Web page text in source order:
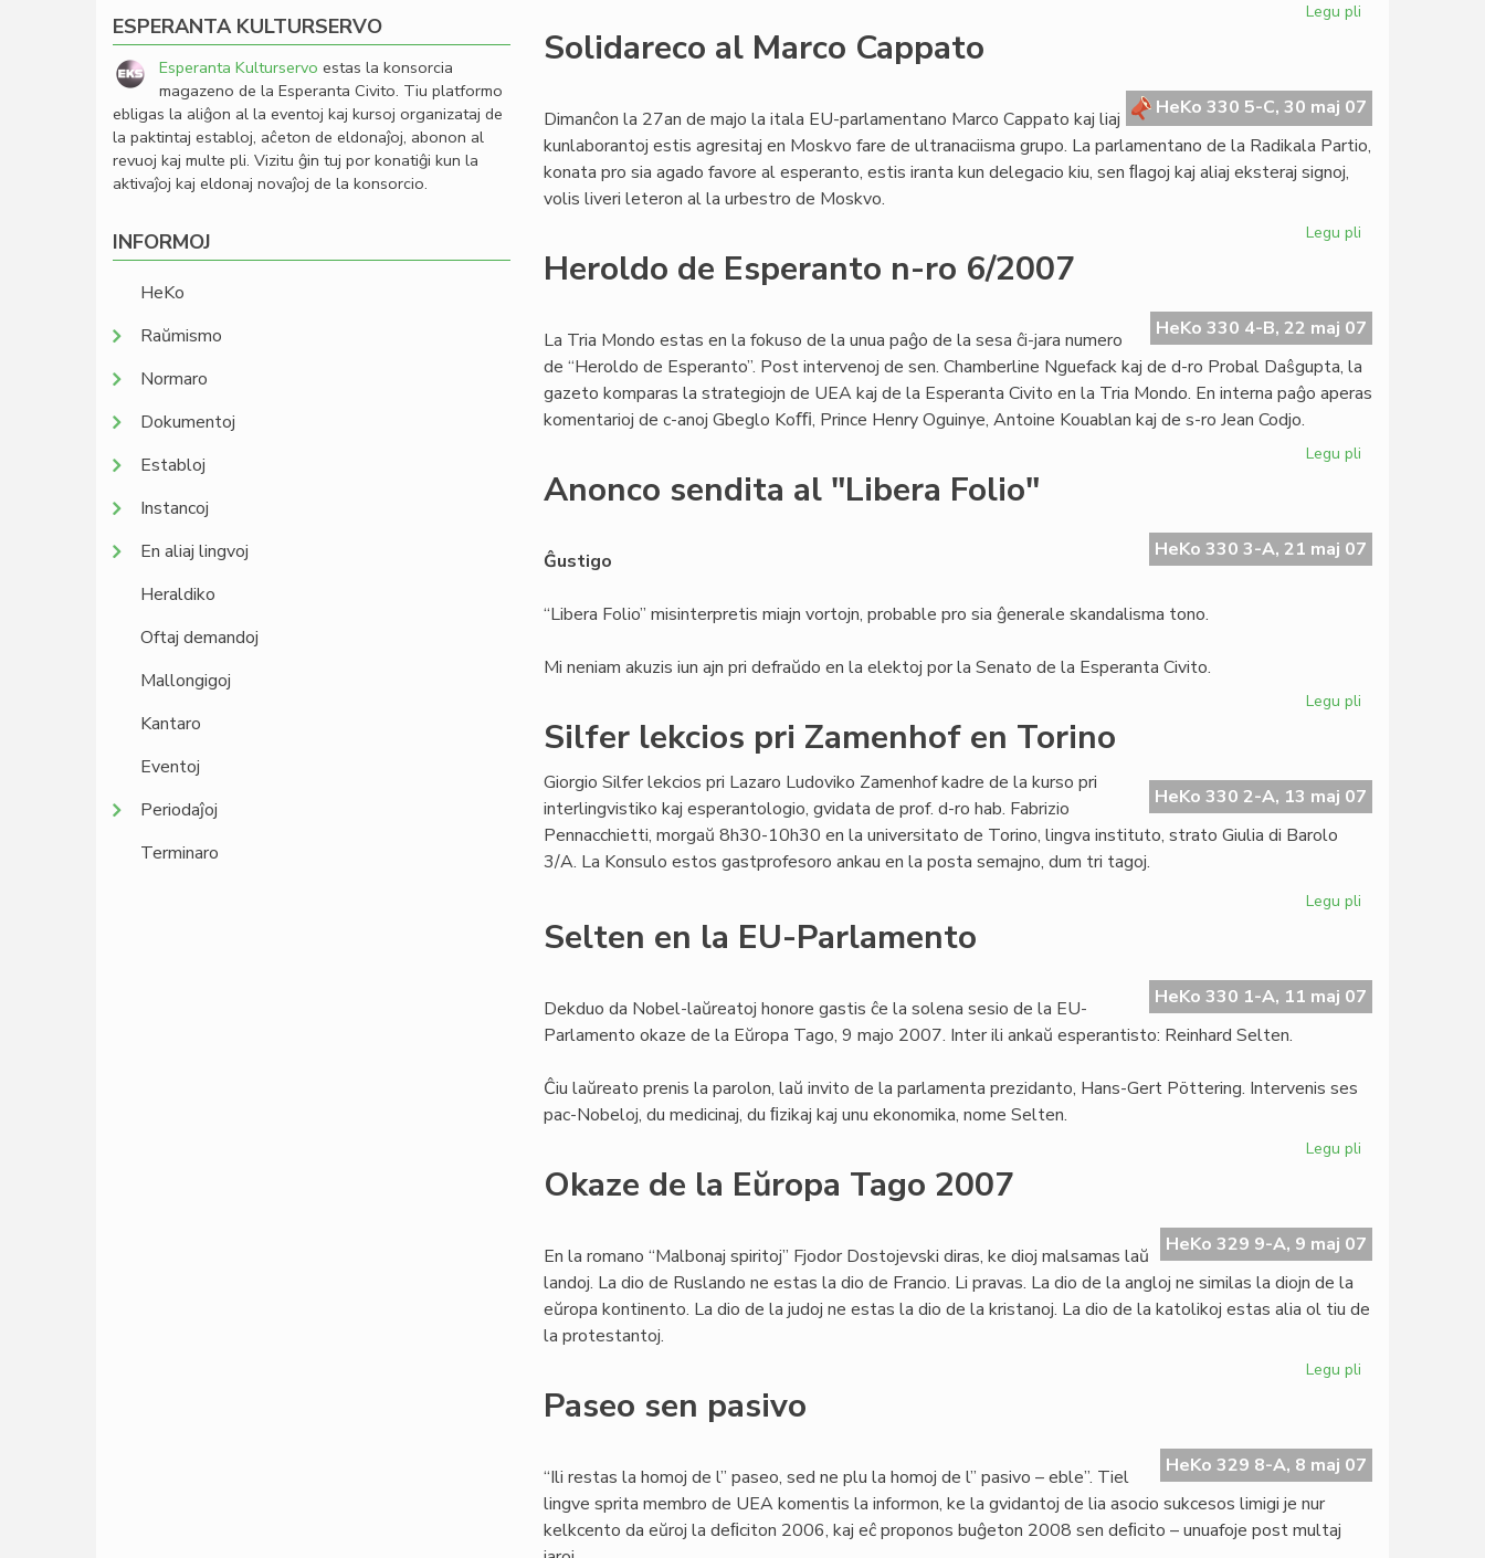
Legu pli
"Femina"
Solidareco al Marco Cappato
HeKo 330 5-C, 30 maj 07
Dimanĉon la 27an de majo la itala EU-parlamentano Marco Cappato kaj liaj
kunlaborantoj estis agresitaj en Moskvo fare de ultranaciisma grupo. La parlamentano de la Radikala Partio,
konata pro sia agado favore al esperanto, estis iranta kun delegacio kiu, sen ﬂagoj kaj aliaj eksteraj signoj,
volis liveri leteron al la urbestro de Moskvo.
Legu pli
Cappato
Heroldo de Esperanto n-ro 6/2007
HeKo 330 4-B, 22 maj 07
La Tria Mondo estas en la fokuso de la unua paĝo de la sesa ĉi-jara numero
de “Heroldo de Esperanto”. Post intervenoj de sen. Chamberline Nguefack kaj de d-ro Probal Daŝgupta, la
gazeto komparas la strategiojn de UEA kaj de la Esperanta Civito en la Tria Mondo. En interna paĝo aperas
komentarioj de c-anoj Gbeglo Koﬃ, Prince Henry Oguinye, Antoine Kouablan kaj de s-ro Jean Codjo.
Legu pli
n-
ro
Anonco sendita al "Libera Folio"
HeKo 330 3-A, 21 maj 07
Ĝustigo
“Libera Folio” misinterpretis miajn vortojn, probable pro sia ĝenerale skandalisma tono.
Mi neniam akuzis iun ajn pri defraŭdo en la elektoj por la Senato de la Esperanta Civito.
Legu pli
"Libera
Folio"
Silfer lekcios pri Zamenhof en Torino
HeKo 330 2-A, 13 maj 07
Giorgio Silfer lekcios pri Lazaro Ludoviko Zamenhof kadre de la kurso pri
interlingvistiko kaj esperantologio, gvidata de prof. d-ro hab. Fabrizio
Pennacchietti, morgaŭ 8h30-10h30 en la universitato de Torino, lingva instituto, strato Giulia di Barolo
3/A. La Konsulo estos gastprofesoro ankau en la posta semajno, dum tri tagoj.
Legu pli
Zamenhof
en
Selten en la EU-Parlamento
HeKo 330 1-A, 11 maj 07
Dekduo da Nobel-laŭreatoj honore gastis ĉe la solena sesio de la EU-
Parlamento okaze de la Eŭropa Tago, 9 majo 2007. Inter ili ankaŭ esperantisto: Reinhard Selten.
Ĉiu laŭreato prenis la parolon, laŭ invito de la parlamenta prezidanto, Hans-Gert Pöttering. Intervenis ses
pac-Nobeloj, du medicinaj, du ﬁzikaj kaj unu ekonomika, nome Selten.
Legu pli
EU-
Parlamento
Okaze de la Eŭropa Tago 2007
HeKo 329 9-A, 9 maj 07
En la romano “Malbonaj spiritoj” Fjodor Dostojevski diras, ke dioj malsamas laŭ
landoj. La dio de Ruslando ne estas la dio de Francio. Li pravas. La dio de la angloj ne similas la diojn de la
eŭropa kontinento. La dio de la judoj ne estas la dio de la kristanoj. La dio de la katolikoj estas alia ol tiu de
la protestantoj.
Legu pli
Eŭropa
Tago
Paseo sen pasivo
HeKo 329 8-A, 8 maj 07
“Ili restas la homoj de l” paseo, sed ne plu la homoj de l” pasivo – eble”. Tiel
lingve sprita membro de UEA komentis la informon, ke la gvidantoj de lia asocio sukcesos limigi je nur
kelkcento da eŭroj la deﬁciton 2006, kaj eĉ proponos buĝeton 2008 sen deﬁcito – unuafoje post multaj
ESPERANTA KULTURSERVO
Esperanta Kulturservo estas la konsorcia
magazeno de la Esperanta Civito. Tiu platformo
ebligas la aliĝon al la eventoj kaj kursoj organizataj de
la paktintaj establoj, aĉeton de eldonaĵoj, abonon al
revuoj kaj multe pli. Vizitu ĝin tuj por konatiĝi kun la
aktivaĵoj kaj eldonaj novaĵoj de la konsorcio.
INFORMOJ
HeKo
Raŭmismo
Normaro
Dokumentoj
Establoj
Instancoj
En aliaj lingvoj
Heraldiko
Oftaj demandoj
Mallongigoj
Kantaro
Eventoj
Periodaĵoj
Terminaro